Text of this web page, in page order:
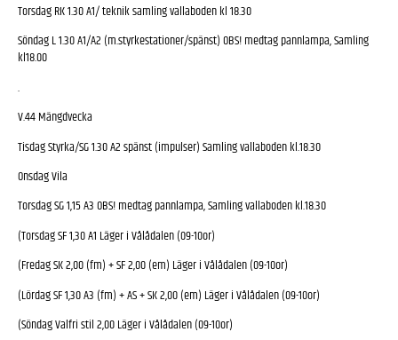
Torsdag RK 1.30 A1/ teknik samling vallaboden kl 18.30
Söndag L 1.30 A1/A2 (m.styrkestationer/spänst) OBS! medtag pannlampa, Samling
kl18.00
.
V.44 Mängdvecka
Tisdag Styrka/SG 1.30 A2 spänst (impulser) Samling vallaboden kl.18.30
Onsdag Vila
Torsdag SG 1,15 A3 OBS! medtag pannlampa, Samling vallaboden kl.18.30
(Torsdag SF 1,30 A1 Läger i Vålådalen (09-10or)
(Fredag SK 2,00 (fm) + SF 2,00 (em) Läger i Vålådalen (09-10or)
(Lördag SF 1,30 A3 (fm) + AS + SK 2,00 (em) Läger i Vålådalen (09-10or)
(Söndag Valfri stil 2,00 Läger i Vålådalen (09-10or)